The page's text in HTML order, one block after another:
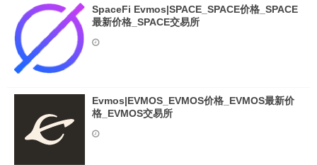
SpaceFi Evmos|SPACE_SPACE价格_SPACE
最新价格_SPACE交易所
Evmos|EVMOS_EVMOS价格_EVMOS最新价
格_EVMOS交易所